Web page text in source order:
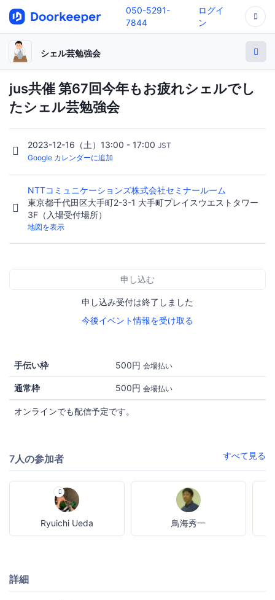
050-5291-
7844
ログイ
ン
シェル芸勉強会
jus共催 第67回今年もお疲れシェルでし
たシェル芸勉強会
2023-12-16（土）13:00 - 17:00 JST
Google カレンダーに追加
NTTコミュニケーションズ株式会社セミナールーム
東京都千代田区大手町2-3-1 大手町プレイスウエストタワー
3F（入場受付場所）
地図を表示
申し込む
申し込み受付は終了しました
今後イベント情報を受け取る
手伝い枠 500円 会場払い
通常枠 500円 会場払い
オンラインでも配信予定です。
7人の参加者 すべて見る
Ryuichi Ueda 鳥海秀一
詳細